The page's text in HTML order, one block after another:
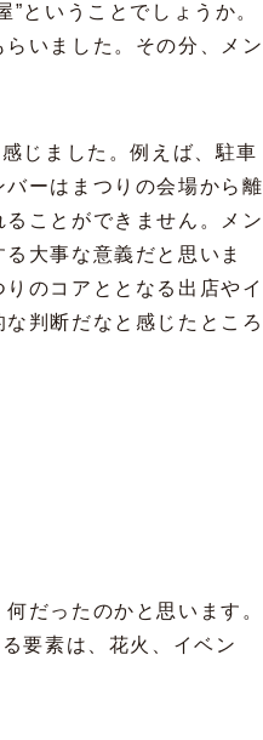
ということでしょうか。
いました。その分、メン
じました。例えば、駐車
ーはまつりの会場から離
ことができません。メン
大事な意義だと思いま
のコアととなる出店やイ
判断だなと感じたところ
だったのかと思います。
要素は、花火、イベン